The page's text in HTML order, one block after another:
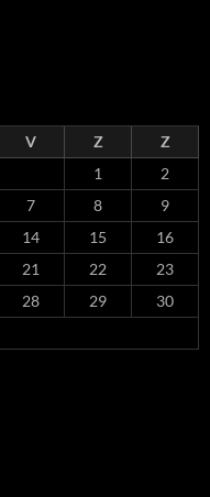
V Z
Z
1
2
7 8
9
14 15
16
21 22
23
28 29
30